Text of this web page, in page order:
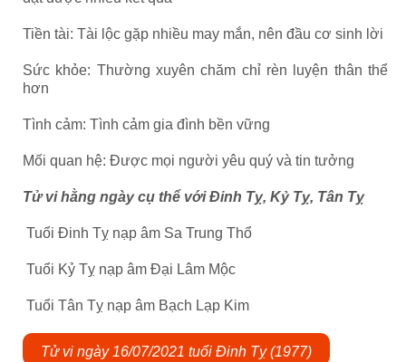
Tiền tài: Tài lộc gặp nhiều may mắn, nên đầu cơ sinh lời
Sức khỏe: Thường xuyên chăm chỉ rèn luyện thân thể
hơn
Tình cảm: Tình cảm gia đình bền vững
Mối quan hệ: Được mọi người yêu quý và tin tưởng
Tử vi hằng ngày cụ thể với Đinh Tỵ, Kỷ Tỵ, Tân Tỵ
Tuổi Đinh Tỵ nạp âm Sa Trung Thổ
Tuổi Kỷ Tỵ nạp âm Đại Lâm Mộc
Tuổi Tân Tỵ nạp âm Bạch Lạp Kim
Tử vi ngày 16/07/2021 tuổi Đinh Tỵ (1977)